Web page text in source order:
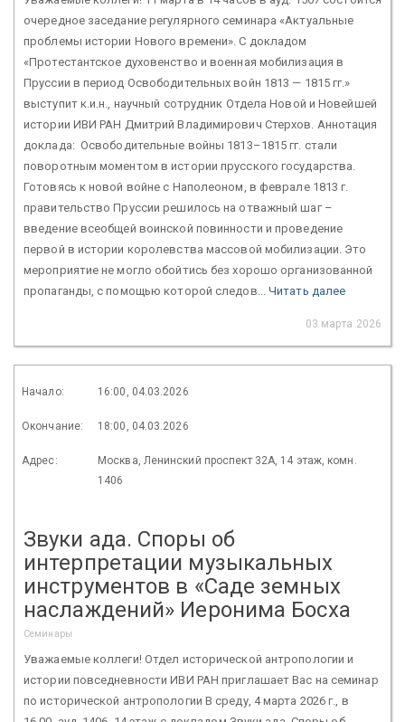
очередное заседание регулярного семинара «Актуальные
проблемы истории Нового времени». С докладом
«Протестантское духовенство и военная мобилизация в
Пруссии в период Освободительных войн 1813 — 1815 гг.»
выступит к.и.н., научный сотрудник Отдела Новой и Новейшей
истории ИВИ РАН Дмитрий Владимирович Стерхов. Аннотация
доклада: Освободительные войны 1813–1815 гг. стали
поворотным моментом в истории прусского государства.
Готовясь к новой войне с Наполеоном, в феврале 1813 г.
правительство Пруссии решилось на отважный шаг –
введение всеобщей воинской повинности и проведение
первой в истории королевства массовой мобилизации. Это
мероприятие не могло обойтись без хорошо организованной
пропаганды, с помощью которой следов... Читать далее
03 марта 2026
Начало: 16:00, 04.03.2026
Окончание: 18:00, 04.03.2026
Адрес:
Москва, Ленинский проспект 32А, 14 этаж, комн.
1406
Звуки ада. Споры об
интерпретации музыкальных
инструментов в «Саде земных
наслаждений» Иеронима Босха
Семинары
Уважаемые коллеги! Отдел исторической антропологии и
истории повседневности ИВИ РАН приглашает Вас на семинар
по исторической антропологии В среду, 4 марта 2026 г., в